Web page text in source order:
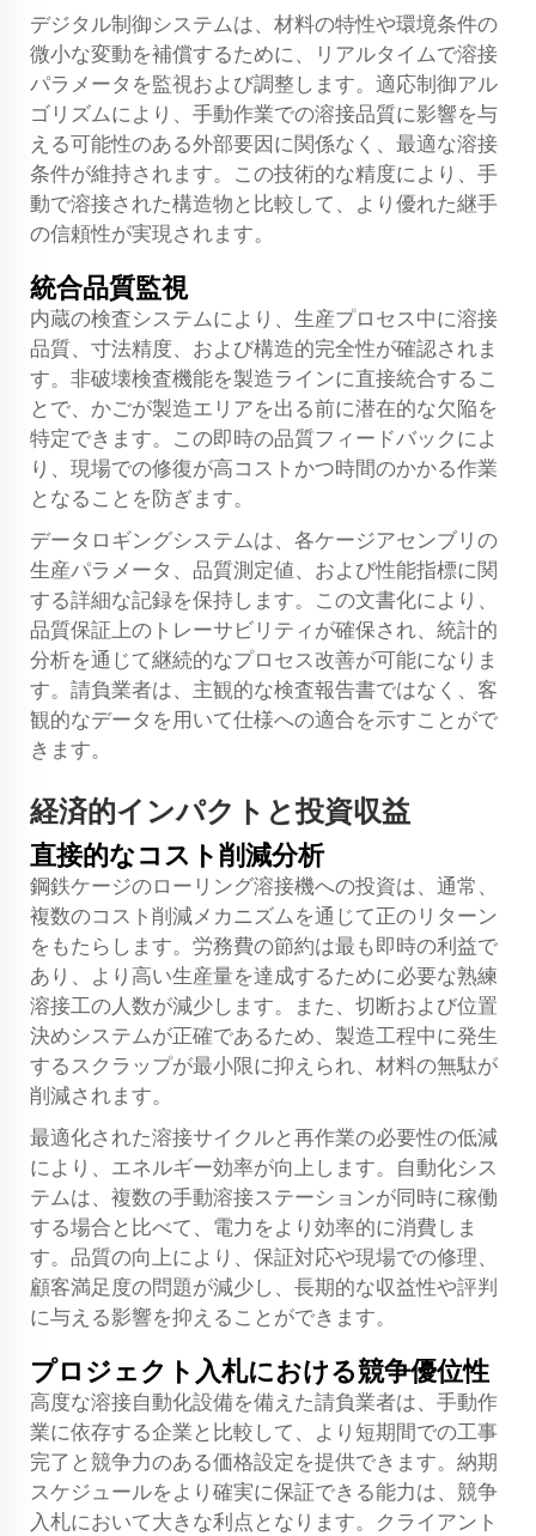
デジタル制御システムは、材料の特性や環境条件の
微小な変動を補償するために、リアルタイムで溶接
パラメータを監視および調整します。適応制御アル
ゴリズムにより、手動作業での溶接品質に影響を与
える可能性のある外部要因に関係なく、最適な溶接
条件が維持されます。この技術的な精度により、手
動で溶接された構造物と比較して、より優れた継手
の信頼性が実現されます。
統合品質監視
内蔵の検査システムにより、生産プロセス中に溶接
品質、寸法精度、および構造的完全性が確認されま
す。非破壊検査機能を製造ラインに直接統合するこ
とで、かごが製造エリアを出る前に潜在的な欠陥を
特定できます。この即時の品質フィードバックによ
り、現場での修復が高コストかつ時間のかかる作業
となることを防ぎます。
データロギングシステムは、各ケージアセンブリの
生産パラメータ、品質測定値、および性能指標に関
する詳細な記録を保持します。この文書化により、
品質保証上のトレーサビリティが確保され、統計的
分析を通じて継続的なプロセス改善が可能になりま
す。請負業者は、主観的な検査報告書ではなく、客
観的なデータを用いて仕様への適合を示すことがで
きます。
経済的インパクトと投資収益
直接的なコスト削減分析
鋼鉄ケージのローリング溶接機への投資は、通常、
複数のコスト削減メカニズムを通じて正のリターン
をもたらします。労務費の節約は最も即時の利益で
あり、より高い生産量を達成するために必要な熟練
溶接工の人数が減少します。また、切断および位置
決めシステムが正確であるため、製造工程中に発生
するスクラップが最小限に抑えられ、材料の無駄が
削減されます。
最適化された溶接サイクルと再作業の必要性の低減
により、エネルギー効率が向上します。自動化シス
テムは、複数の手動溶接ステーションが同時に稼働
する場合と比べて、電力をより効率的に消費しま
す。品質の向上により、保証対応や現場での修理、
顧客満足度の問題が減少し、長期的な収益性や評判
に与える影響を抑えることができます。
プロジェクト入札における競争優位性
高度な溶接自動化設備を備えた請負業者は、手動作
業に依存する企業と比較して、より短期間での工事
完了と競争力のある価格設定を提供できます。納期
スケジュールをより確実に保証できる能力は、競争
入札において大きな利点となります。クライアント